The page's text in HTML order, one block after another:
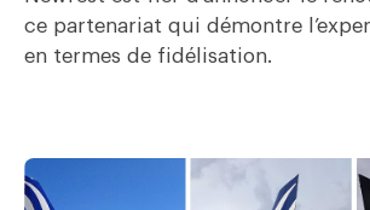
ce partenariat qui démontre
en termes de fidélisation.